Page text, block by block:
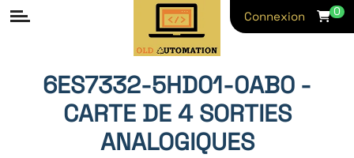
Connexion 0
6ES7332-5HD01-0AB0 -
CARTE DE 4 SORTIES
ANALOGIQUES